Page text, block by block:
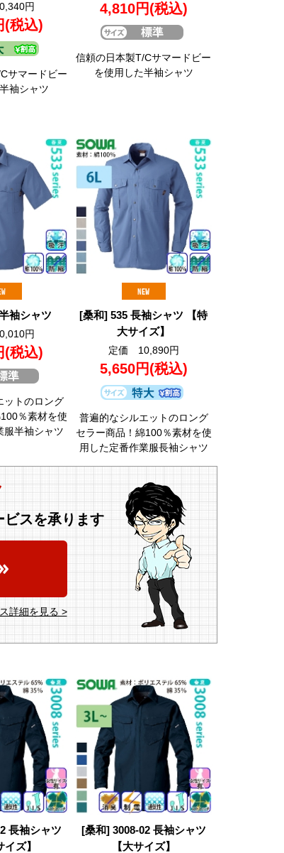
円
(税込)
サマードビー
袖シャツ
4,810円(税込)
信頼の日本製T/Cサマードビー
を使用した半袖シャツ
袖シャツ
円
(税込)
ットのロング
％素材を使
服半袖シャツ
[桑和] 535 長袖シャツ 【特
大サイズ】
定価 10,890円
5,650円(税込)
普遍的なシルエットのロング
セラー商品！綿100％素材を使
用した定番作業服長袖シャツ
ビスを承ります
詳細を見る >
長袖シャツ
イズ】
[桑和] 3008-02 長袖シャツ
【大サイズ】